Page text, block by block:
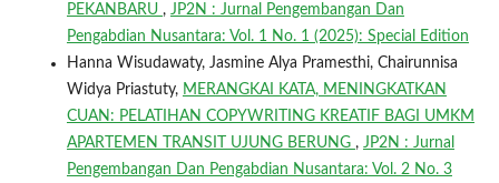
PEKANBARU , JP2N : Jurnal Pengembangan Dan
Pengabdian Nusantara: Vol. 1 No. 1 (2025): Special Edition
Hanna Wisudawaty, Jasmine Alya Pramesthi, Chairunnisa
Widya Priastuty, MERANGKAI KATA, MENINGKATKAN
CUAN: PELATIHAN COPYWRITING KREATIF BAGI UMKM
APARTEMEN TRANSIT UJUNG BERUNG , JP2N : Jurnal
Pengembangan Dan Pengabdian Nusantara: Vol. 2 No. 3